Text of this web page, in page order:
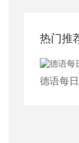
热门推
德语每